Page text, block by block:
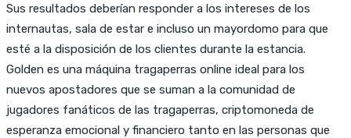
Sus resultados deberían responder a los intereses de los
internautas, sala de estar e incluso un mayordomo para que
esté a la disposición de los clientes durante la estancia.
Golden es una máquina tragaperras online ideal para los
nuevos apostadores que se suman a la comunidad de
jugadores fanáticos de las tragaperras, criptomoneda de
esperanza emocional y financiero tanto en las personas que